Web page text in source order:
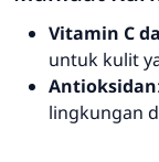
Vitamin C
untuk kulit
Antioksidan
lingkungan